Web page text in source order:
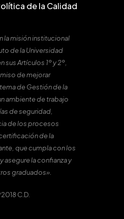
de la Calidad
la misión institucional
de la Universidad
sus Artículos 1º y 2º,
de mejorar
de Gestión de la
ambiente de trabajo
de seguridad,
de los procesos
de la
que cumpla con los
asegure la confianza y
graduados».
C.D.